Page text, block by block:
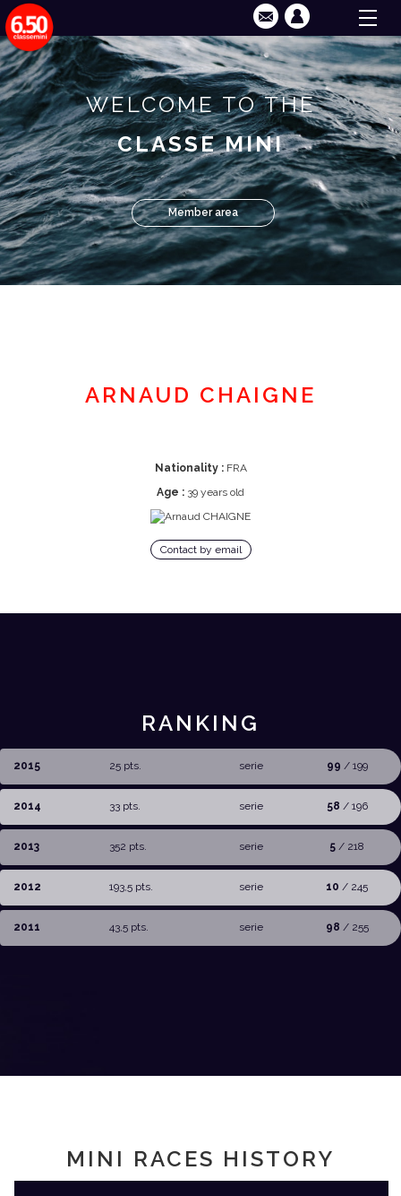
WELCOME TO THE
CLASSE MINI
Member area
ARNAUD CHAIGNE
Nationality :FRA
Age : 39 years old
Contact by email
RANKING
2015 25 pts. serie 99 / 199
2014 33 pts. serie 58 / 196
2013 352 pts. serie 5 / 218
2012 193,5 pts. serie 10 / 245
2011 43,5 pts. serie 98 / 255
MINI RACES HISTORY